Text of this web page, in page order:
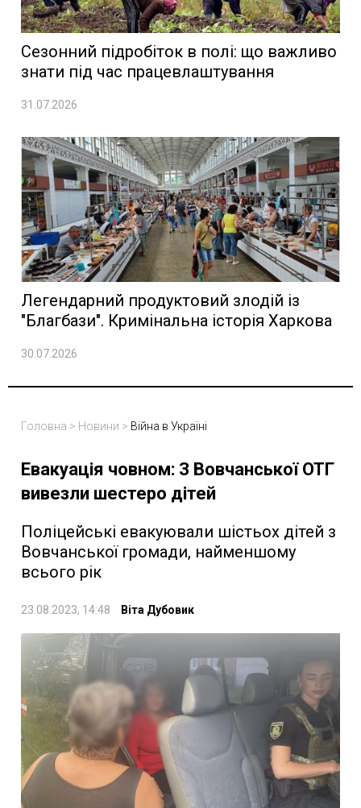
Сезонний підробіток в полі: що важливо
знати під час працевлаштування
31.07.2026
Легендарний продуктовий злодій із
"Благбази". Кримінальна історія Харкова
30.07.2026
Головна > Новини > Війна в Україні
Евакуація човном: З Вовчанської ОТГ
вивезли шестеро дітей
Поліцейські евакуювали шістьох дітей з
Вовчанської громади, найменшому
всього рік
23.08.2023, 14:48 Віта Дубовик